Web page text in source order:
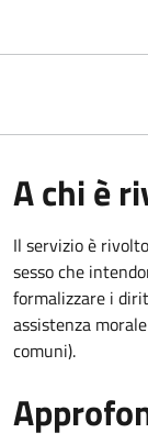
A chi è
Il servizio è
sesso che
formalizzare i
assistenza
comuni).